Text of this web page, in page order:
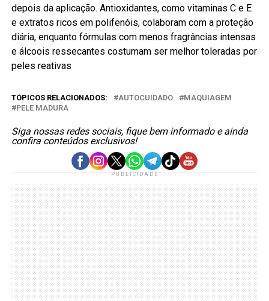
depois da aplicação. Antioxidantes, como vitaminas C e E
e extratos ricos em polifenóis, colaboram com a proteção
diária, enquanto fórmulas com menos fragrâncias intensas
e álcoois ressecantes costumam ser melhor toleradas por
peles reativas
TÓPICOS RELACIONADOS: AUTOCUIDADO
MAQUIAGEM
PELE MADURA
Siga nossas redes sociais, fique bem informado e ainda
confira conteúdos exclusivos!
PUBLICIDADE